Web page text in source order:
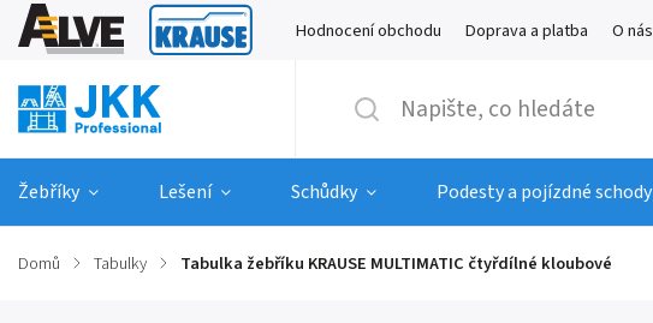
Hodnocení obchodu Doprava a platba O nás
Žebříky Lešení Schůdky Podesty a pojízdné schody
Domů / Tabulky / Tabulka žebříku KRAUSE MULTIMATIC čtyřdílné kloubové